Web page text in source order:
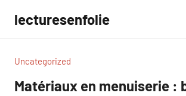
contenu
lecturesenfolie
Uncategorized
Matériaux en menuiserie :